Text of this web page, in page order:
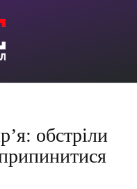
обстріли